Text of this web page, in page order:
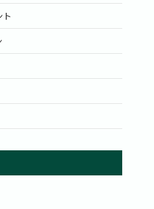
ト